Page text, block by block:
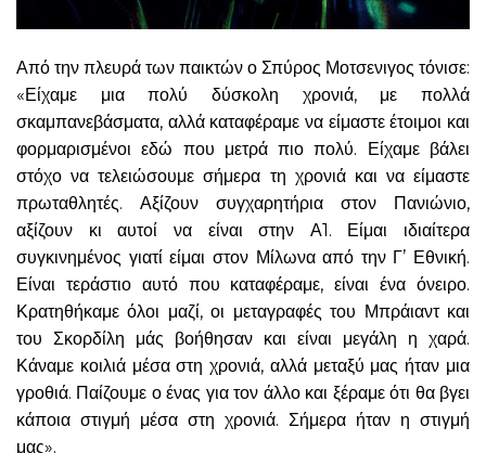
Από την πλευρά των παικτών ο Σπύρος Μοτσενιγος τόνισε:
«Είχαμε μια πολύ δύσκολη χρονιά, με πολλά
σκαμπανεβάσματα, αλλά καταφέραμε να είμαστε έτοιμοι και
φορμαρισμένοι εδώ που μετρά πιο πολύ. Είχαμε βάλει
στόχο να τελειώσουμε σήμερα τη χρονιά και να είμαστε
πρωταθλητές. Αξίζουν συγχαρητήρια στον Πανιώνιο,
αξίζουν κι αυτοί να είναι στην Α1. Είμαι ιδιαίτερα
συγκινημένος γιατί είμαι στον Μίλωνα από την Γ’ Εθνική.
Είναι τεράστιο αυτό που καταφέραμε, είναι ένα όνειρο.
Κρατηθήκαμε όλοι μαζί, οι μεταγραφές του Μπράιαντ και
του Σκορδίλη μάς βοήθησαν και είναι μεγάλη η χαρά.
Κάναμε κοιλιά μέσα στη χρονιά, αλλά μεταξύ μας ήταν μια
γροθιά. Παίζουμε ο ένας για τον άλλο και ξέραμε ότι θα βγει
κάποια στιγμή μέσα στη χρονιά. Σήμερα ήταν η στιγμή
μας».